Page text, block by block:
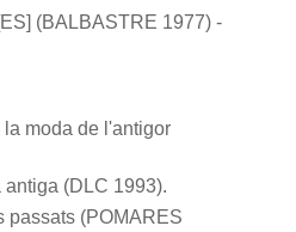
(BALBASTRE 1977) -
moda de l'antigor
antiga (DLC 1993).
passats (POMARES